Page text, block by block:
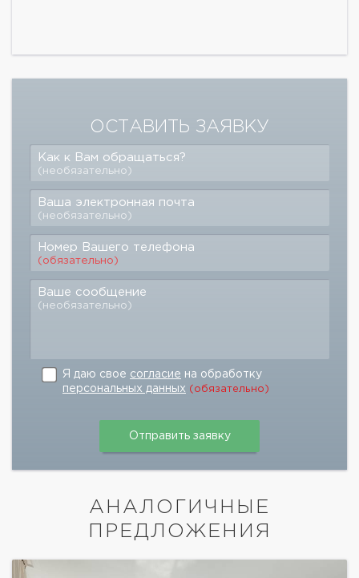
ОСТАВИТЬ ЗАЯВКУ
Как к Вам обращаться?
(необязательно)
Ваша электронная почта
(необязательно)
Номер Вашего телефона
(обязательно)
Ваше сообщение
(необязательно)
Я даю свое согласие на обработку
персональных данных (обязательно)
АНАЛОГИЧНЫЕ
ПРЕДЛОЖЕНИЯ